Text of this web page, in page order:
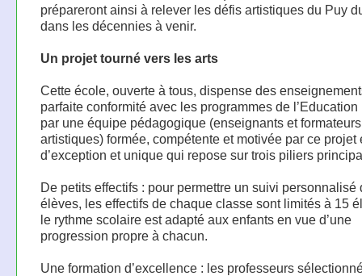
prépareront ainsi à relever les défis artistiques du Puy
dans les décennies à venir.
Un projet tourné vers les arts
Cette école, ouverte à tous, dispense des
parfaite conformité avec les programmes de
par une équipe pédagogique (enseignants et formateurs
artistiques) formée, compétente et motivée par ce projet
d’exception et unique qui repose sur trois piliers
De petits effectifs : pour permettre un suivi personnalisé
élèves, les effectifs de chaque classe sont limités à 15
le rythme scolaire est adapté aux enfants en vue d’une
progression propre à chacun.
Une formation d’excellence : les professeurs